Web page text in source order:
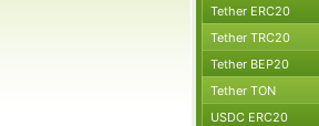
Tether ERC20
Tether TRC20
Tether BEP20
Tether TON
USDC ERC20